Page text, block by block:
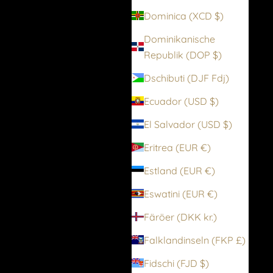
Dominica (XCD $)
Dominikanische
Republik (DOP $)
Dschibuti (DJF Fdj)
Ecuador (USD $)
El Salvador (USD $)
Eritrea (EUR €)
Estland (EUR €)
Eswatini (EUR €)
Färöer (DKK kr.)
Falklandinseln (FKP £)
Fidschi (FJD $)